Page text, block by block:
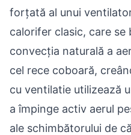
forțată al unui
calorifer clasic, care se
convecția naturală a
cel rece coboară,
cu ventilatie utilizează
a împinge activ aerul
ale schimbătorului de